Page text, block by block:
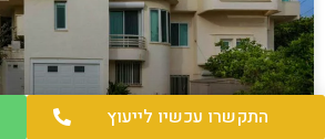
התקשרו עכשיו לייעוץ